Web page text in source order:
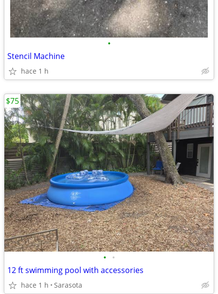
•
Stencil Machine
hace 1 h
• •
12 ft swimming pool with accessories
hace 1 h Sarasota
$75